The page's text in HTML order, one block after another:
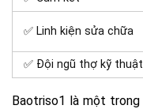
✅ Linh kiện sửa chữa
✅ Đội ngũ thợ kỹ thuật
Baotriso1 là một trong